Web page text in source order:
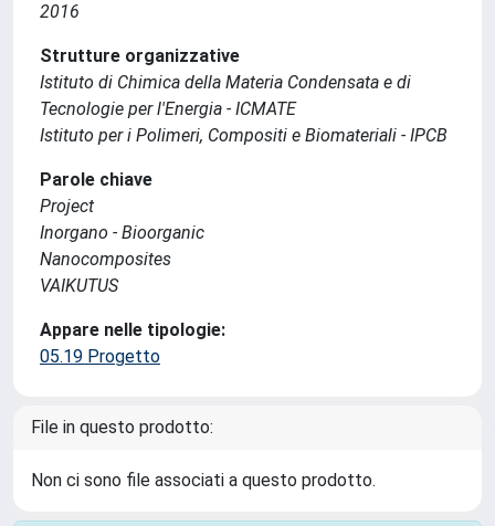
2016
Strutture organizzative
Istituto di Chimica della Materia Condensata e di
Tecnologie per l'Energia - ICMATE
Istituto per i Polimeri, Compositi e Biomateriali - IPCB
Parole chiave
Project
Inorgano - Bioorganic
Nanocomposites
VAIKUTUS
Appare nelle tipologie:
05.19 Progetto
File in questo prodotto:
Non ci sono file associati a questo prodotto.